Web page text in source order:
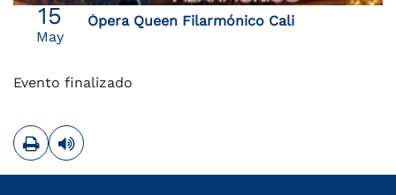
15
May
Ópera Queen Filarmónico Cali
Evento finalizado
ImprimirLeer contenido